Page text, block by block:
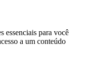
essenciais para você
a um conteúdo